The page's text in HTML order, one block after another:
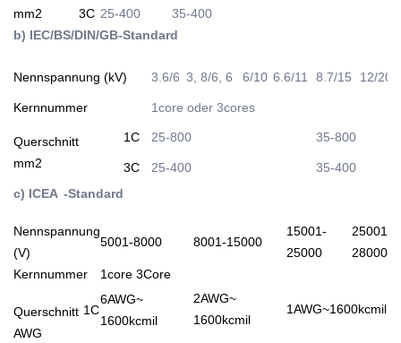
mm2 3C 25-400
35-400
b) IEC/BS/DIN/GB-Standard
Nennspannung (kV) 3.6/6 3, 8/6, 6 6/10 6.6/11 8.7/15 12/20
Kernnummer 1core oder 3cores
Querschnitt
mm2
1C 25-800 35-800
3C 25-400
35-400
c) ICEA -Standard
Nennspannung
(V)
5001-8000 8001-15000
15001-
25000
25001-
28000
Kernnummer
1core 3Core
Querschnitt
AWG
1C
6AWG~
1600kcmil
2AWG~
1600kcmil
1AWG~1600kcmil